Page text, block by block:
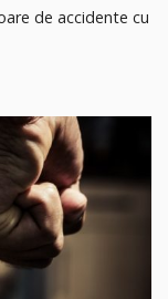
de accidente cu